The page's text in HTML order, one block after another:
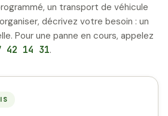
un transport de véhicule
décrivez votre besoin : un
Pour une panne en cours, appelez
42 14 31.